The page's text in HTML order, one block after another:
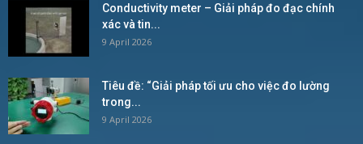
Conductivity meter – Giải pháp đo đạc chính
xác và tin...
9 April 2026
Tiêu đề: “Giải pháp tối ưu cho việc đo lường
trong...
9 April 2026